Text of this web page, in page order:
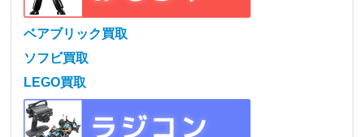
ベアブリック買取
ソフビ買取
LEGO買取